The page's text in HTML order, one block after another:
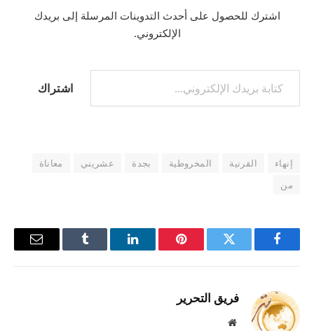
اشترك للحصول على أحدث التدوينات المرسلة إلى بريدك
الإلكتروني.
كتابة بريدك الإلكتروني...
اشتراك
إنهاء القرنية المخروطية بجدة عشريني
معاناة
من
فيسبوك تويتر بينتيريستلينكدإن Tumblr
البريد
فريق التحرير
موقع